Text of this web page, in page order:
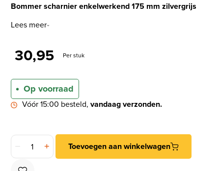
Bommer scharnier enkelwerkend 175 mm zilvergrijs
Lees meer
30,95 Per stuk
Op voorraad
Vóór 15:00 besteld,vandaag verzonden.
Bommer scharnier enkelwerkend 175 mm zilvergrijs aantal
Toevoegen aan winkelwagen